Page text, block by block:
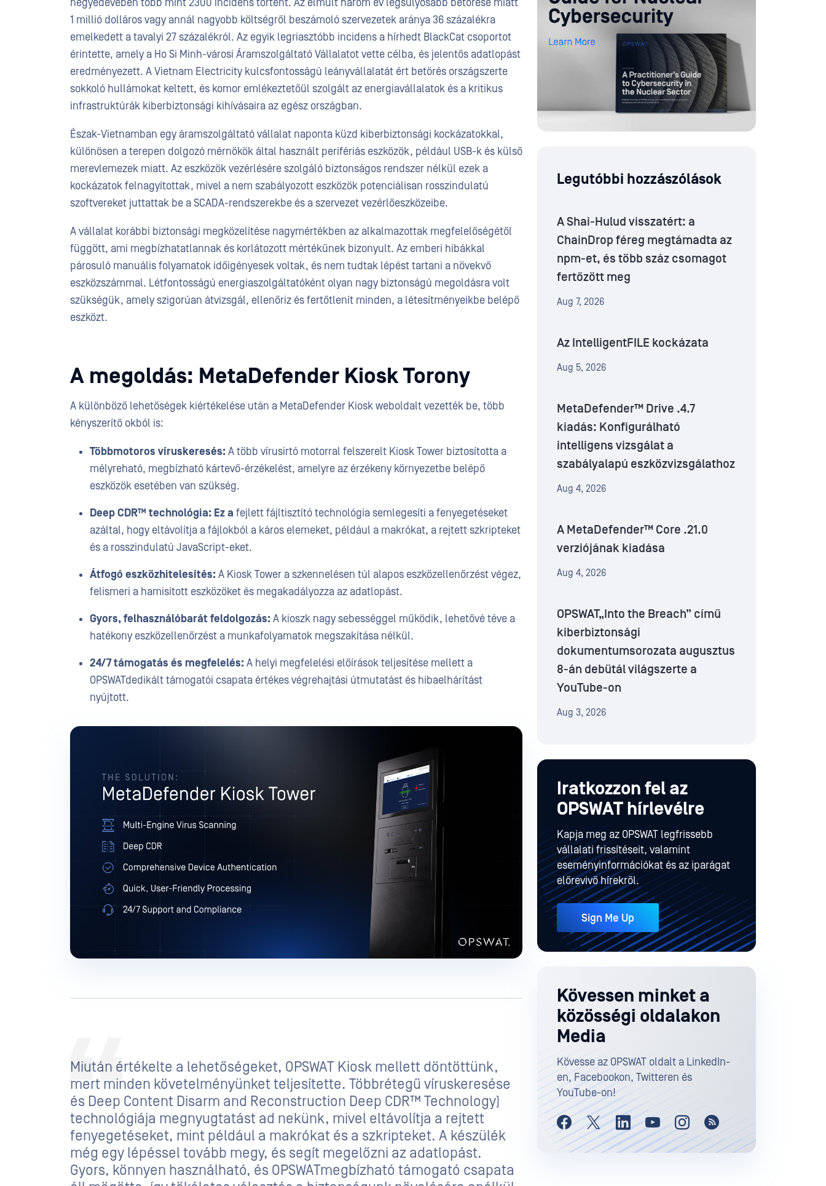
negyedévében több mint 2300 incidens történt. Az elmúlt három év legsúlyosabb betörése miatt
1 millió dolláros vagy annál nagyobb költségről beszámoló szervezetek aránya 36 százalékra
emelkedett a tavalyi 27 százalékról. Az egyik legriasztóbb incidens a hírhedt BlackCat csoportot
érintette, amely a Ho Si Minh-városi Áramszolgáltató Vállalatot vette célba, és jelentős adatlopást
eredményezett. A Vietnam Electricity kulcsfontosságú leányvállalatát ért betörés országszerte
sokkoló hullámokat keltett, és komor emlékeztetőül szolgált az energiavállalatok és a kritikus
infrastruktúrák kiberbiztonsági kihívásaira az egész országban.
Észak-Vietnamban egy áramszolgáltató vállalat naponta küzd kiberbiztonsági kockázatokkal,
különösen a terepen dolgozó mérnökök által használt perifériás eszközök, például USB-k és külső
merevlemezek miatt. Az eszközök vezérlésére szolgáló biztonságos rendszer nélkül ezek a
kockázatok felnagyítottak, mivel a nem szabályozott eszközök potenciálisan rosszindulatú
szoftvereket juttattak be a SCADA-rendszerekbe és a szervezet vezérlőeszközeibe.
A vállalat korábbi biztonsági megközelítése nagymértékben az alkalmazottak megfelelőségétől
függött, ami megbízhatatlannak és korlátozott mértékűnek bizonyult. Az emberi hibákkal
párosuló manuális folyamatok időigényesek voltak, és nem tudtak lépést tartani a növekvő
eszközszámmal. Létfontosságú energiaszolgáltatóként olyan nagy biztonságú megoldásra volt
szükségük, amely szigorúan átvizsgál, ellenőriz és fertőtlenít minden, a létesítményeikbe belépő
eszközt.
A megoldás: MetaDefender Kiosk Torony
A különböző lehetőségek kiértékelése után a MetaDefender Kiosk weboldalt vezették be, több
kényszerítő okból is:
Többmotoros víruskeresés:A több vírusirtó motorral felszerelt Kiosk Tower biztosította a
mélyreható, megbízható kártevő-érzékelést, amelyre az érzékeny környezetbe belépő
eszközök esetében van szükség.
Deep CDR™ technológia: Ez a fejlett fájltisztító technológia semlegesíti a fenyegetéseket
azáltal, hogy eltávolítja a fájlokból a káros elemeket, például a makrókat, a rejtett szkripteket
és a rosszindulatú JavaScript-eket.
Átfogó eszközhitelesítés:A Kiosk Tower a szkennelésen túl alapos eszközellenőrzést végez,
felismeri a hamisított eszközöket és megakadályozza az adatlopást.
Gyors, felhasználóbarát feldolgozás:A kioszk nagy sebességgel működik, lehetővé téve a
hatékony eszközellenőrzést a munkafolyamatok megszakítása nélkül.
24/7 támogatás és megfelelés:A helyi megfelelési előírások teljesítése mellett a
OPSWATdedikált támogatói csapata értékes végrehajtási útmutatást és hibaelhárítást
nyújtott.
Miután értékelte a lehetőségeket, OPSWAT Kiosk mellett döntöttünk,
mert minden követelményünket teljesítette. Többrétegű víruskeresése
és Deep Content Disarm and Reconstruction Deep CDR™ Technology)
technológiája megnyugtatást ad nekünk, mivel eltávolítja a rejtett
fenyegetéseket, mint például a makrókat és a szkripteket. A készülék
még egy lépéssel tovább megy, és segít megelőzni az adatlopást.
Gyors, könnyen használható, és OPSWATmegbízható támogató csapata
Legutóbbi hozzászólások
A Shai-Hulud visszatért: a
ChainDrop féreg megtámadta az
npm-et, és több száz csomagot
fertőzött meg
Aug 7, 2026
Az IntelligentFILE kockázata
Aug 5, 2026
MetaDefender™ Drive .4.7
kiadás: Konfigurálható
intelligens vizsgálat a
szabályalapú eszközvizsgálathoz
Aug 4, 2026
A MetaDefender™ Core .21.0
verziójának kiadása
Aug 4, 2026
OPSWAT„Into the Breach” című
kiberbiztonsági
dokumentumsorozata augusztus
8-án debütál világszerte a
YouTube-on
Aug 3, 2026
Iratkozzon fel az
OPSWAT hírlevélre
Kapja meg az OPSWAT legfrissebb
vállalati frissítéseit, valamint
eseményinformációkat és az iparágat
előrevivő hírekről.
Sign Me Up
Kövessen minket a
közösségi oldalakon
Media
Kövesse az OPSWAT oldalt a LinkedIn-
en, Facebookon, Twitteren és
YouTube-on!